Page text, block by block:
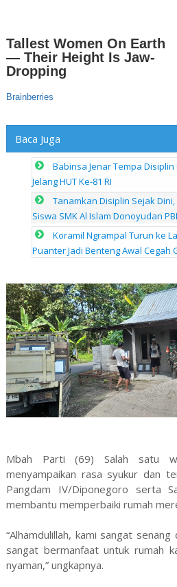
Baca Juga
Babinsa Jenar Tempa Disiplin
Jelang HUT Ke-81 RI
Tanamkan Disiplin Sejak
Siswa SMK Al Islam Donoyudan
Koramil Ngrampal Turun ke
Puanter Jadi Benteng Awal Cegah
Mbah Parti (69) Salah satu
menyampaikan rasa syukur dan
Pangdam IV/Diponegoro serta
membantu memperbaiki rumah
“Alhamdulillah, kami sangat
sangat bermanfaat untuk rumah
nyaman,” ungkapnya.